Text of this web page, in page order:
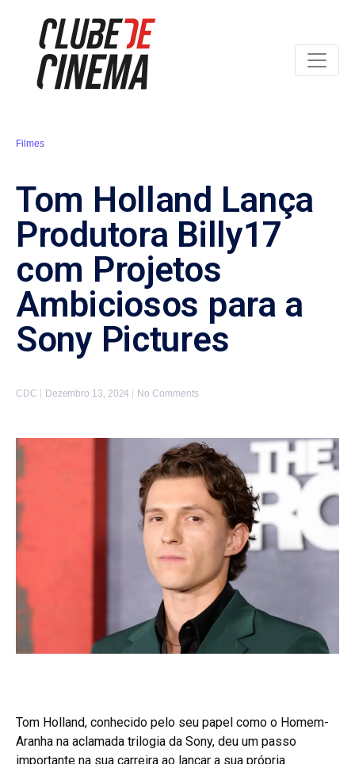
Filmes
Tom Holland Lança
Produtora Billy17
com Projetos
Ambiciosos para a
Sony Pictures
CDC Dezembro 13, 2024 No Comments
Tom Holland, conhecido pelo seu papel como o Homem-
Aranha na aclamada trilogia da Sony, deu um passo
importante na sua carreira ao lançar a sua própria